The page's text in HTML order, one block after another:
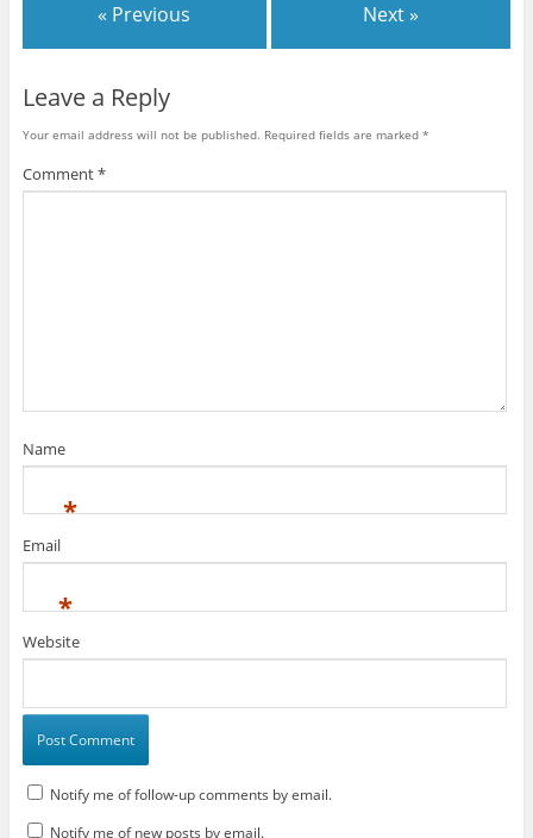
« Previous Next »
Leave a Reply
Your email address will not be published. Required fields are marked *
Comment*
Name
*
Email
*
Website
Notify me of follow-up comments by email.
Notify me of new posts by email.